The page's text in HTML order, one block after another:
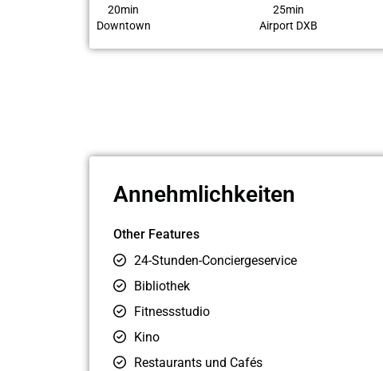
20min
Downtown
25min
Airport DXB
Annehmlichkeiten
Other Features
24-Stunden-Conciergeservice
Bibliothek
Fitnessstudio
Kino
Restaurants und Cafés